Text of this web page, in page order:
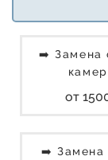
➡️ Замена
от
➡️ Замена